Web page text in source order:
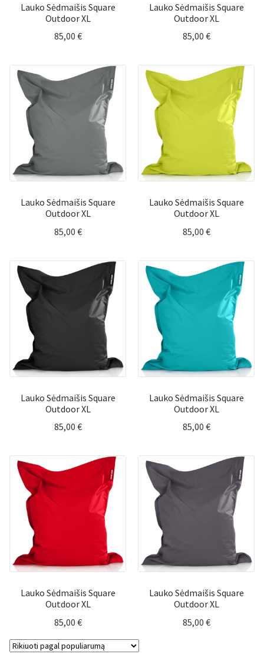
Lauko Sėdmaišis Square
Outdoor XL
85,00 €
Lauko Sėdmaišis Square
Outdoor XL
85,00 €
Lauko Sėdmaišis Square
Outdoor XL
85,00 €
Lauko Sėdmaišis Square
Outdoor XL
85,00 €
Lauko Sėdmaišis Square
Outdoor XL
85,00 €
Lauko Sėdmaišis Square
Outdoor XL
85,00 €
Lauko Sėdmaišis Square
Outdoor XL
85,00 €
Lauko Sėdmaišis Square
Outdoor XL
85,00 €